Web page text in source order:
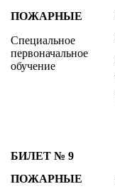
ПОЖАРНЫЕ
Специальное
первоначальное
обучение
БИЛЕТ № 9
ПОЖАРНЫЕ